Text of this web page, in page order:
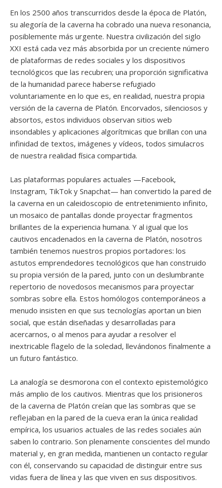
En los 2500 años transcurridos desde la época de Platón,
su alegoría de la caverna ha cobrado una nueva resonancia,
posiblemente más urgente. Nuestra civilización del siglo
XXI está cada vez más absorbida por un creciente número
de plataformas de redes sociales y los dispositivos
tecnológicos que las recubren; una proporción significativa
de la humanidad parece haberse refugiado
voluntariamente en lo que es, en realidad, nuestra propia
versión de la caverna de Platón. Encorvados, silenciosos y
absortos, estos individuos observan sitios web
insondables y aplicaciones algorítmicas que brillan con una
infinidad de textos, imágenes y vídeos, todos simulacros
de nuestra realidad física compartida.
Las plataformas populares actuales —Facebook,
Instagram, TikTok y Snapchat— han convertido la pared de
la caverna en un caleidoscopio de entretenimiento infinito,
un mosaico de pantallas donde proyectar fragmentos
brillantes de la experiencia humana. Y al igual que los
cautivos encadenados en la caverna de Platón, nosotros
también tenemos nuestros propios portadores: los
astutos emprendedores tecnológicos que han construido
su propia versión de la pared, junto con un deslumbrante
repertorio de novedosos mecanismos para proyectar
sombras sobre ella. Estos homólogos contemporáneos a
menudo insisten en que sus tecnologías aportan un bien
social, que están diseñadas y desarrolladas para
acercarnos, o al menos para ayudar a resolver el
inextricable flagelo de la soledad, llevándonos finalmente a
un futuro fantástico.
La analogía se desmorona con el contexto epistemológico
más amplio de los cautivos. Mientras que los prisioneros
de la caverna de Platón creían que las sombras que se
reflejaban en la pared de la cueva eran la única realidad
empírica, los usuarios actuales de las redes sociales aún
saben lo contrario. Son plenamente conscientes del mundo
material y, en gran medida, mantienen un contacto regular
con él, conservando su capacidad de distinguir entre sus
vidas fuera de línea y las que viven en sus dispositivos.